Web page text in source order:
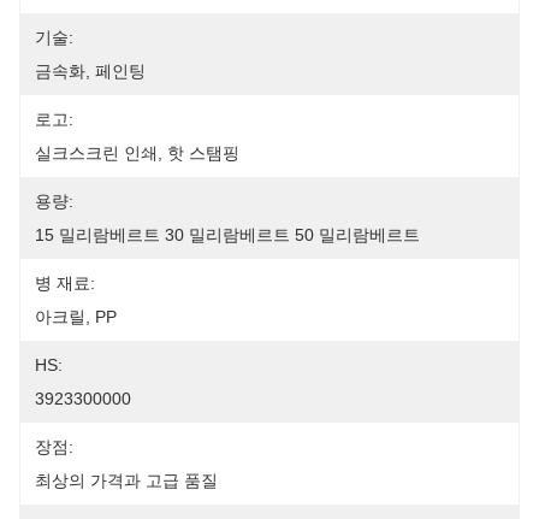
기술:
금속화, 페인팅
로고:
실크스크린 인쇄, 핫 스탬핑
용량:
15 밀리람베르트 30 밀리람베르트 50 밀리람베르트
병 재료:
아크릴, PP
HS:
3923300000
장점:
최상의 가격과 고급 품질